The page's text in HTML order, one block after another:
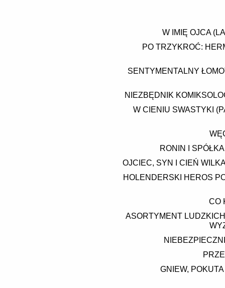
W IMIĘ OJCA
PO TRZYKROĆ:
SENTYMENTALNY
NIEZBĘDNIK
W CIENIU SWASTYKI
RONIN I
OJCIEC, SYN I CIEŃ
HOLENDERSKI HEROS
CO
ASORTYMENT
GNIEW,